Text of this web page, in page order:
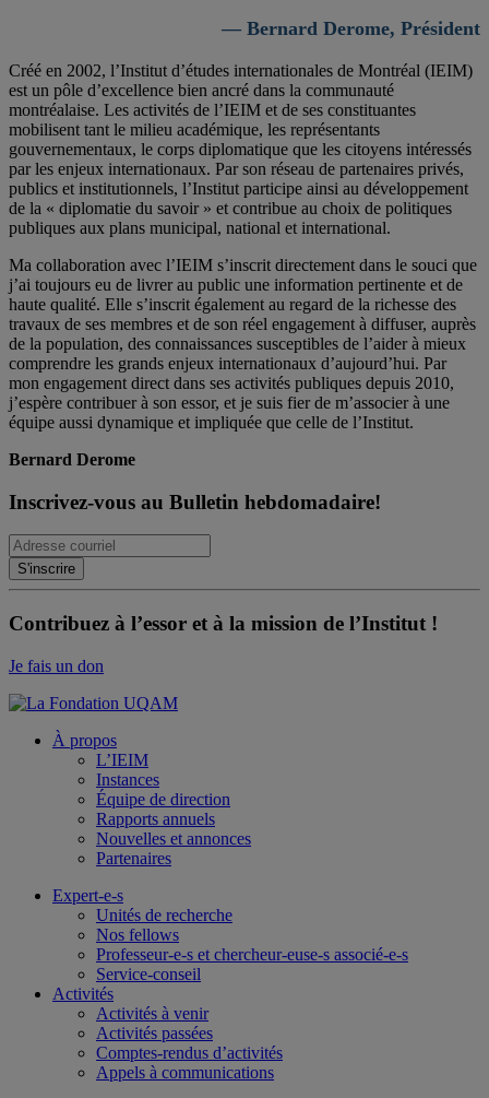
— Bernard Derome, Président
Créé en 2002, l’Institut d’études internationales de Montréal (IEIM)
est un pôle d’excellence bien ancré dans la communauté
montréalaise. Les activités de l’IEIM et de ses constituantes
mobilisent tant le milieu académique, les représentants
gouvernementaux, le corps diplomatique que les citoyens intéressés
par les enjeux internationaux. Par son réseau de partenaires privés,
publics et institutionnels, l’Institut participe ainsi au développement
de la « diplomatie du savoir » et contribue au choix de politiques
publiques aux plans municipal, national et international.
Ma collaboration avec l’IEIM s’inscrit directement dans le souci que
j’ai toujours eu de livrer au public une information pertinente et de
haute qualité. Elle s’inscrit également au regard de la richesse des
travaux de ses membres et de son réel engagement à diffuser, auprès
de la population, des connaissances susceptibles de l’aider à mieux
comprendre les grands enjeux internationaux d’aujourd’hui. Par
mon engagement direct dans ses activités publiques depuis 2010,
j’espère contribuer à son essor, et je suis fier de m’associer à une
équipe aussi dynamique et impliquée que celle de l’Institut.
Bernard Derome
Inscrivez-vous au Bulletin hebdomadaire!
Contribuez à l’essor et à la mission de l’Institut !
Je fais un don
À propos
L’IEIM
Instances
Équipe de direction
Rapports annuels
Nouvelles et annonces
Partenaires
Expert-e-s
Unités de recherche
Nos fellows
Professeur-e-s et chercheur-euse-s associé-e-s
Service-conseil
Activités
Activités à venir
Activités passées
Comptes-rendus d’activités
Appels à communications